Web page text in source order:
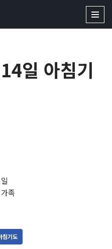
일 아침기
족
침기도